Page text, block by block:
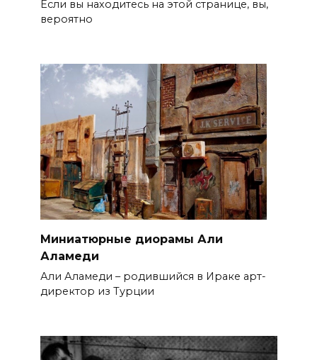
Если вы находитесь на этой странице, вы,
вероятно
Миниатюрные диорамы Али
Аламеди
Али Аламеди – родившийся в Ираке арт-
директор из Турции